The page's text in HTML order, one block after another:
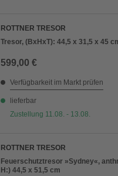
ROTTNER TRESOR
Tresor, (BxHxT): 44,5 x 31,5 x 45
599,00 €
Verfügbarkeit im Markt prüfen
lieferbar
Zustellung 11.08. - 13.08.
ROTTNER TRESOR
Feuerschutztresor »Sydney«,
H:) 44,5 x 51,5 cm